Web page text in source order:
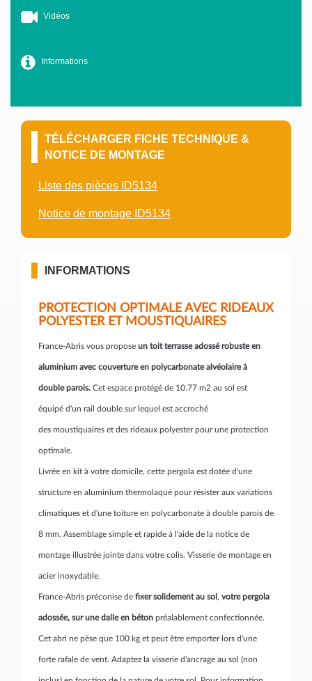
Vidéos
Informations
TÉLÉCHARGER FICHE TECHNIQUE &
NOTICE DE MONTAGE
Liste des pièces ID5134
Notice de montage ID5134
INFORMATIONS
PROTECTION OPTIMALE AVEC RIDEAUX
POLYESTER ET MOUSTIQUAIRES
France-Abris vous propose un toit terrasse adossé robuste en
aluminium avec couverture en polycarbonate alvéolaire à
double parois. Cet espace protégé de 10.77 m2 au sol est
équipé d'un rail double sur lequel est accroché
des moustiquaires et des rideaux polyester pour une protection
optimale.
Livrée en kit à votre domicile, cette pergola est dotée d'une
structure en aluminium thermolaqué pour résister aux variations
climatiques et d'une toiture en polycarbonate à double parois de
8 mm. Assemblage simple et rapide à l'aide de la notice de
montage illustrée jointe dans votre colis. Visserie de montage en
acier inoxydable.
France-Abris préconise de fixer solidement au sol , votre pergola
adossée, sur une dalle en béton préalablement confectionnée.
Cet abri ne pèse que 100 kg et peut être emporter lors d'une
forte rafale de vent. Adaptez la visserie d'ancrage au sol (non